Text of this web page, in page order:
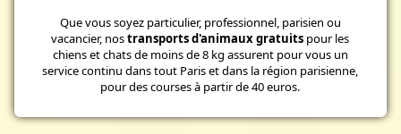
Que vous soyez particulier, professionnel, parisien ou
vacancier, nostransports d'animaux gratuits pour les
chiens et chats de moins de 8 kg assurent pour vous un
service continu dans tout Paris et dans la région parisienne,
pour des courses à partir de 40 euros.